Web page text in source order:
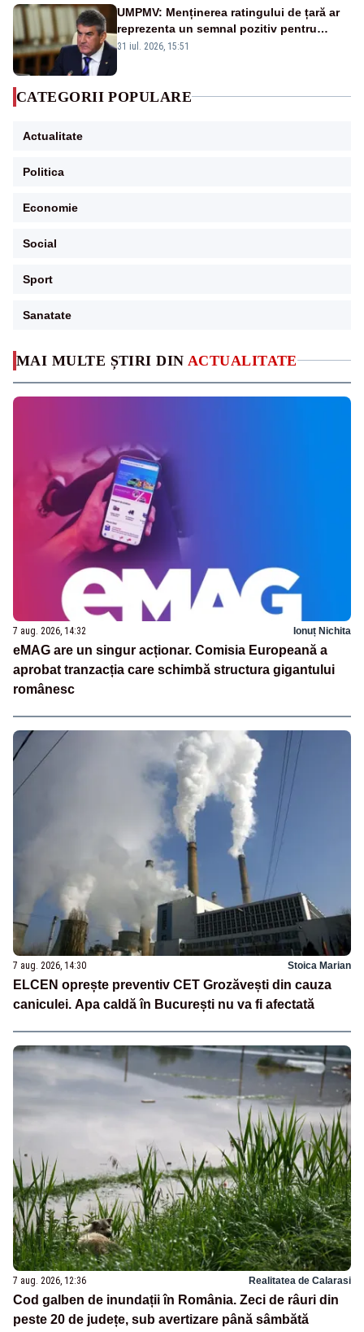
MAI MULTE ȘTIRI DIN ACTUALITATE
7 aug. 2026, 14:32 Ionuț Nichita
eMAG are un singur acționar. Comisia Europeană a
aprobat tranzacția care schimbă structura gigantului
românesc
7 aug. 2026, 14:30 Stoica Marian
ELCEN oprește preventiv CET Grozăvești din cauza
caniculei. Apa caldă în București nu va fi afectată
7 aug. 2026, 12:36 Realitatea de Calarasi
Cod galben de inundații în România. Zeci de râuri din
peste 20 de județe, sub avertizare până sâmbătă
UMPMV: Menținerea ratingului de țară ar
reprezenta un semnal pozitiv pentru
România. Autoritățile trebuie să continue
31 iul. 2026, 15:51
CATEGORII POPULARE
Actualitate
Politica
Economie
Social
Sport
Sanatate